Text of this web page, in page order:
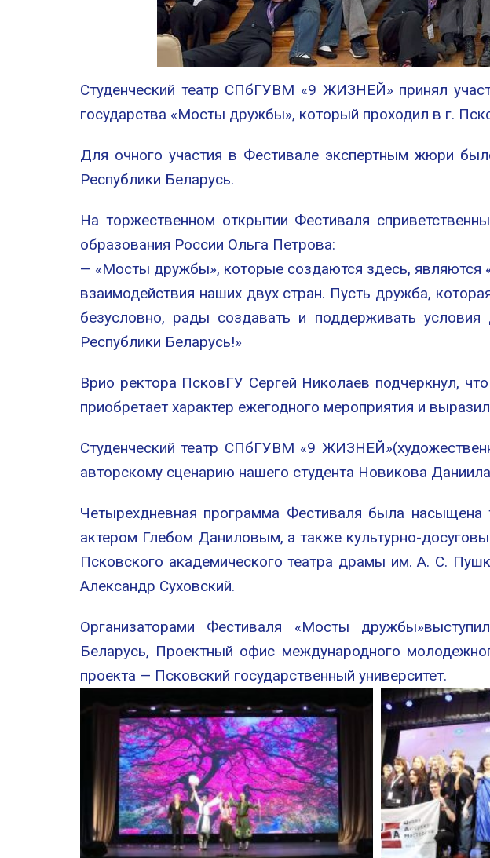
Студенческий театр СПбГУВМ «9 ЖИЗНЕЙ» принял
государства «Мосты дружбы», который проходил в г.
Для очного участия в Фестивале экспертным жюри
Республики Беларусь.
На торжественном открытии Фестиваля
образования России Ольга Петрова:
— «Мосты дружбы», которые создаются здесь, являются
взаимодействия наших двух стран. Пусть дружба,
безусловно, рады создавать и поддерживать
Республики Беларусь!»
Врио ректора ПсковГУ Сергей Николаев подчеркнул,
приобретает характер ежегодного мероприятия и
Студенческий театр СПбГУВМ «9
авторскому сценарию нашего студента Новикова
Четырехдневная программа Фестиваля была насыщена
актером Глебом Даниловым, а также культурно-
Псковского академического театра драмы им. А. С.
Александр Суховский.
Организаторами Фестиваля «Мосты
Беларусь, Проектный офис международного
проекта — Псковский государственный университет.